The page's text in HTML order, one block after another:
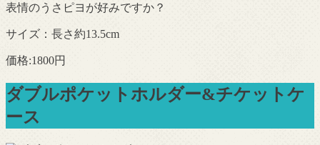
表情のうさピヨが好みですか？
サイズ：長さ約13.5cm
価格:1800円
ダブルポケットホルダー&チケットケ
ース